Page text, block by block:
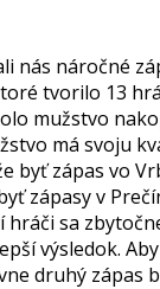
náročné
tvorilo 13
mužstvo
má svoju
zápas vo
zápasy v
sa
výsledok.
druhý zápas